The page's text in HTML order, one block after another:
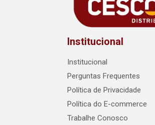
Institucional
Institucional
Perguntas Frequentes
Política de Privacidade
Política do E-commerce
Trabalhe Conosco